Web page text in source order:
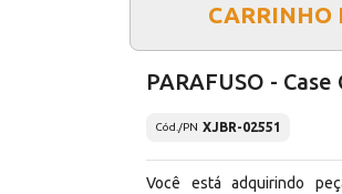
CARRINHO
PARAFUSO - Case
Cód./PN XJBR-02551
Você está adquirindo